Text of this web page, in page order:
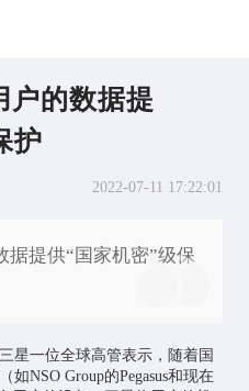
户的数据提
护
2022-07-11 17:22:01
提供“国家机密”级保
星一位全球高管表示，随着国
NSO Group的Pegasus和现在